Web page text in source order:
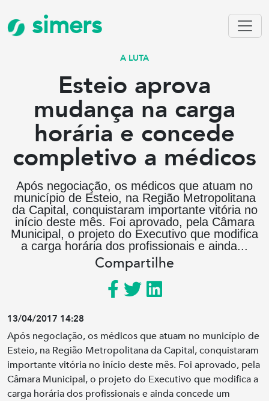
simers
A LUTA
Esteio aprova
mudança na carga
horária e concede
completivo a médicos
Após negociação, os médicos que atuam no
município de Esteio, na Região Metropolitana
da Capital, conquistaram importante vitória no
início deste mês. Foi aprovado, pela Câmara
Municipal, o projeto do Executivo que modifica
a carga horária dos profissionais e ainda...
Compartilhe
13/04/2017 14:28
Após negociação, os médicos que atuam no município de
Esteio, na Região Metropolitana da Capital, conquistaram
importante vitória no início deste mês. Foi aprovado, pela
Câmara Municipal, o projeto do Executivo que modifica a
carga horária dos profissionais e ainda concede um